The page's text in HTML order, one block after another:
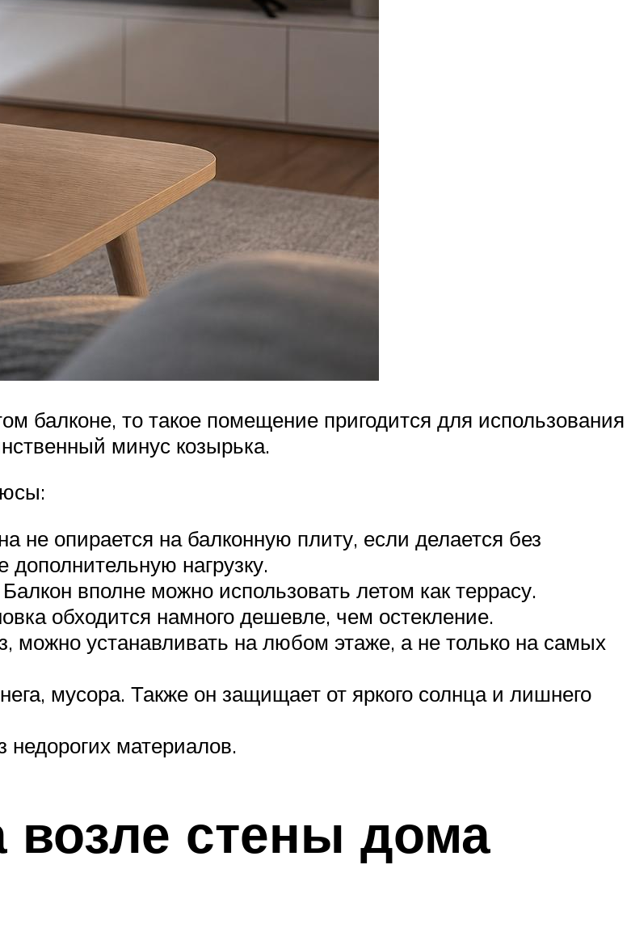
балконе, то такое помещение пригодится для использования
минус козырька.
не опирается на балконную плиту, если делается без
дополнительную нагрузку.
вполне можно использовать летом как террасу.
обходится намного дешевле, чем остекление.
можно устанавливать на любом этаже, а не только на самых
мусора. Также он защищает от яркого солнца и лишнего
материалов.
возле стены дома